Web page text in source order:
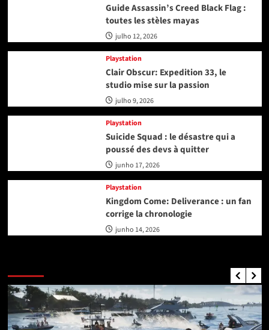
Guide Assassin’s Creed Black Flag :
toutes les stèles mayas
julho 12, 2026
Playstation
Clair Obscur: Expedition 33, le
studio mise sur la passion
julho 9, 2026
Playstation
Suicide Squad : le désastre qui a
poussé des devs à quitter
junho 17, 2026
Playstation
Kingdom Come: Deliverance : un fan
corrige la chronologie
junho 14, 2026